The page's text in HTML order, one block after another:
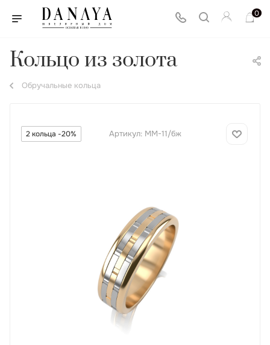
0
Кольцо из золота
Обручальные кольца
2 кольца -20% Артикул: ММ-11/бж